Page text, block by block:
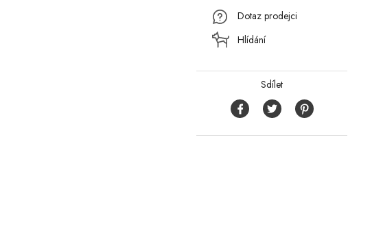
Dotaz prodejci
Hlídání
Sdílet